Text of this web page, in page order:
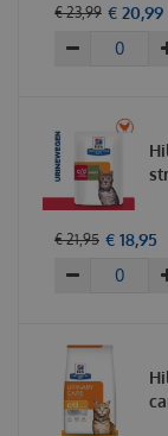
€ 23,99 € 20,99
€ 21,95 € 18,95